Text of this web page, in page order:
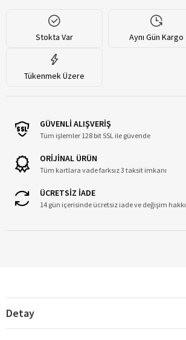
Stokta Var Aynı Gün Kargo
Tükenmek Üzere
GÜVENLİ ALIŞVERİŞ
Tüm işlemler 128 bit SSL ile güvende
ORİJİNAL ÜRÜN
Tüm kartlara vade farksız 3 taksit imkanı
ÜCRETSİZ İADE
14 gün içerisinde ücretsiz iade ve değişim hakkı
Detay